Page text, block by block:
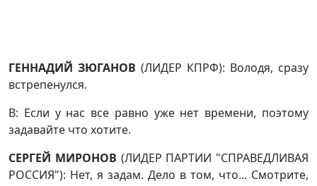
ГЕННАДИЙ ЗЮГАНОВ (ЛИДЕР КПРФ): Володя, сразу
встрепенулся.
В: Если у нас все равно уже нет времени, поэтому
задавайте что хотите.
СЕРГЕЙ МИРОНОВ (ЛИДЕР ПАРТИИ "СПРАВЕДЛИВАЯ
РОССИЯ"): Нет, я задам. Дело в том, что... Смотрите,